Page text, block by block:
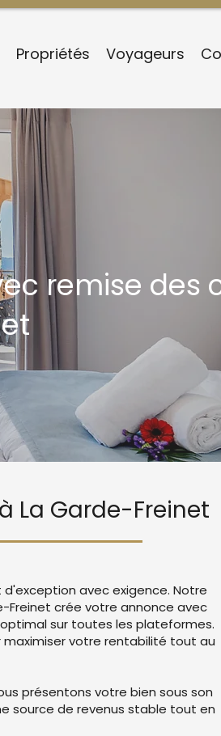
Propriétés Voyageurs
remise des
La Garde-Freinet
avec exigence. Notre
Freinet crée votre annonce avec
sur toutes les plateformes.
votre rentabilité tout au
présentons votre bien sous son
source de revenus stable tout en